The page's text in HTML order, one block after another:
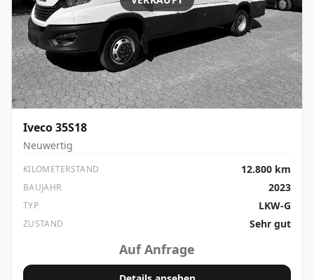
Iveco35S18
Neuwertig
KILOMETERSTAND 12.800 km
BAUJAHR 2023
TYP LKW-G
ZUSTAND Sehr gut
Auf Anfrage